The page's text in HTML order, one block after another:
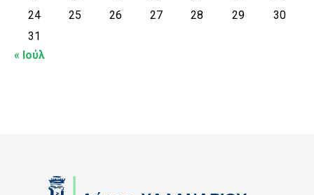
24
25 26 27 28 29
30
31
« Ιούλ